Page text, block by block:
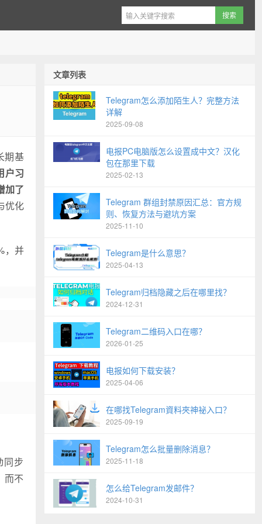
期基
户习
加了
优化
，并
同步
而不
文章列表
Telegram怎么添加陌生人？完整方法
详解
2025-09-08
电报PC电脑版怎么设置成中文？汉化
包在那里下载
2025-02-13
Telegram 群组封禁原因汇总：官方规
则、恢复方法与避坑方案
2025-11-10
Telegram是什么意思？
2025-04-13
Telegram归档隐藏之后在哪里找？
2024-12-31
Telegram二维码入口在哪？
2026-01-25
电报如何下载安装？
2025-04-06
在哪找Telegram資料夾神祕入口？
2025-09-19
Telegram怎么批量删除消息？
2025-11-18
怎么给Telegram发邮件？
2024-10-31